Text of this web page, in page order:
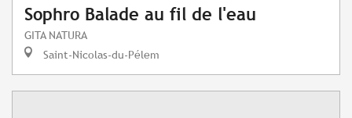
Sophro Balade au fil de l'eau
GITA NATURA
Saint-Nicolas-du-Pélem